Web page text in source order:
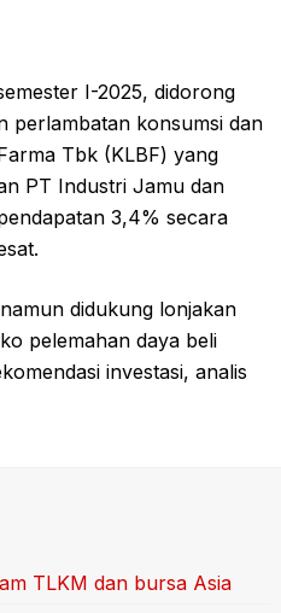
I-2025, didorong
perlambatan konsumsi dan
Tbk (KLBF) yang
PT Industri Jamu dan
3,4% secara
didukung lonjakan
pelemahan daya beli
investasi, analis
TLKM dan bursa Asia